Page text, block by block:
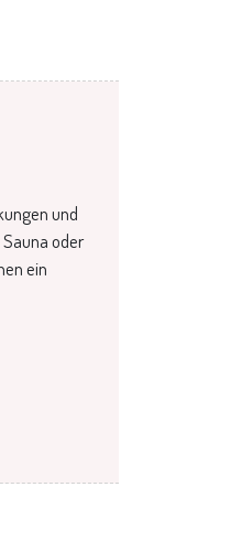
und
oder
ein